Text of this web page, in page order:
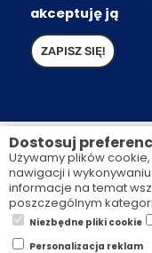
akceptuję ją
POLITYKA
Dostosuj
Używamy plików
nawigacji i
informacje na temat
poszczególnym
Niezbędne pliki cookie
Personalizacja reklam